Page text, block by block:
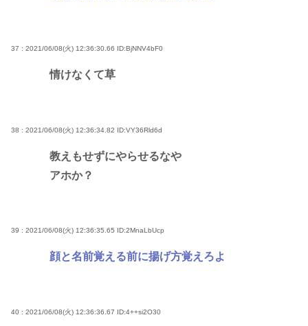
37 : 2021/06/08(火) 12:36:30.66 ID:BjNNV4bF0
情けなくて草
38 : 2021/06/08(火) 12:36:34.82 ID:VY36Rld6d
教えもせずにやらせるなや
アホか？
39 : 2021/06/08(火) 12:36:35.65 ID:2MnaLbUcp
顔と名前覚える前に揚げ方覚えろよ
40 : 2021/06/08(火) 12:36:36.67 ID:4++si2O30